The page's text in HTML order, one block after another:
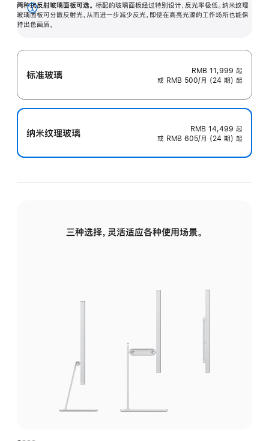
两种抗反射玻璃面板可选。 标配的玻璃面板经过特别设计，反光率极低。纳米纹理
玻璃面板可分散反射光，从而进一步减少反光，即使在高亮光源的工作场所也能保
持出色画质。
展
开
标准玻璃 RMB 11,999 起
或 RMB 500/月 (24 期) 起
纳米纹理玻璃 RMB 14,499 起
或 RMB 605/月 (24 期) 起
三种选择，灵活适应各种使用场景。